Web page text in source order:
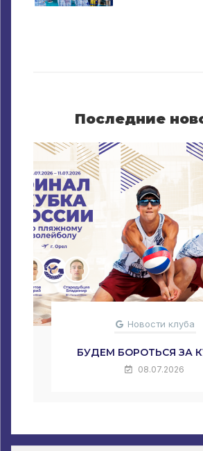
Последние
Новости клуба
БУДЕМ БОРОТЬСЯ ЗА
08.07.2026